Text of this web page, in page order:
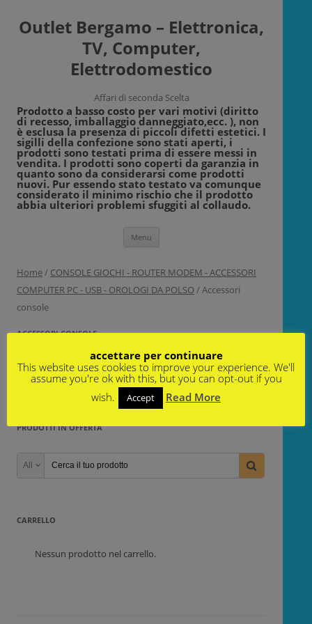
Outlet Bergamo – Elettronica,
TV, Computer,
Elettrodomestico
Affari di seconda Scelta
Prodotto a basso costo per vari motivi (diritto
di recesso, imballaggio danneggiato,ecc. ), non
è esclusa la presenza di piccoli difetti estetici. I
sigilli della confezione sono stati aperti, i
prodotti sono testati prima di essere messi in
vendita. I prodotti sono coperti da garanzia in
quanto sono da considerarsi come prodotti
nuovi. Pur essendo stato testato va comunque
considerato il minimo rischio che il prodotto
abbia ulteriori problemi sfuggiti al collaudo.
Menu
Home/ CONSOLE GIOCHI - ROUTER MODEM - ACCESSORI
COMPUTER PC - USB - OROLOGI DA POLSO / Accessori
console
ACCESSORI CONSOLE
Non è stato trovato nessun prodotto che
corrisponde alla tua selezione.
PRODOTTI IN OFFERTA
All
CARRELLO
Nessun prodotto nel carrello.
accettare per continuare
This website uses cookies to improve your experience. We'll
assume you're ok with this, but you can opt-out if you
wish.
Accept Read More